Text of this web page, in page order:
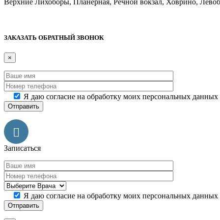
Верхние Лихоборы, Планерная, Речной вокзал, Ховрино,
ЗАКАЗАТЬ ОБРАТНЫЙ ЗВОНОК
×
Я даю согласие на обработку моих персональных данных
Записаться
Я даю согласие на обработку моих персональных данных